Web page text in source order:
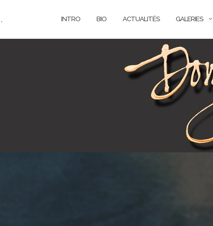
INTRO BIO ACTUALITÉS GALERIES